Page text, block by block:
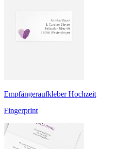
Empfängeraufkleber Hochzeit
Fingerprint